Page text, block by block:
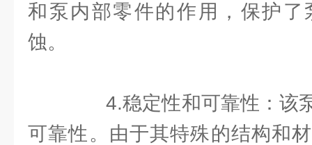
和泵内部零件的作用，保护了
蚀。
4.稳定性和可靠性：该
可靠性。由于其特殊的结构和